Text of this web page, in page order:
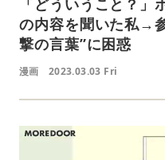
「どういうこと？
の内容を聞いた私→
撃の言葉”に困惑
漫画 2023.03.03 Fri